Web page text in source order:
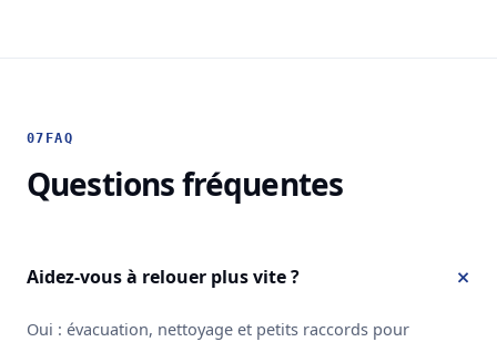
07 FAQ
Questions fréquentes
Aidez-vous à relouer plus vite ?
Oui : évacuation, nettoyage et petits raccords pour